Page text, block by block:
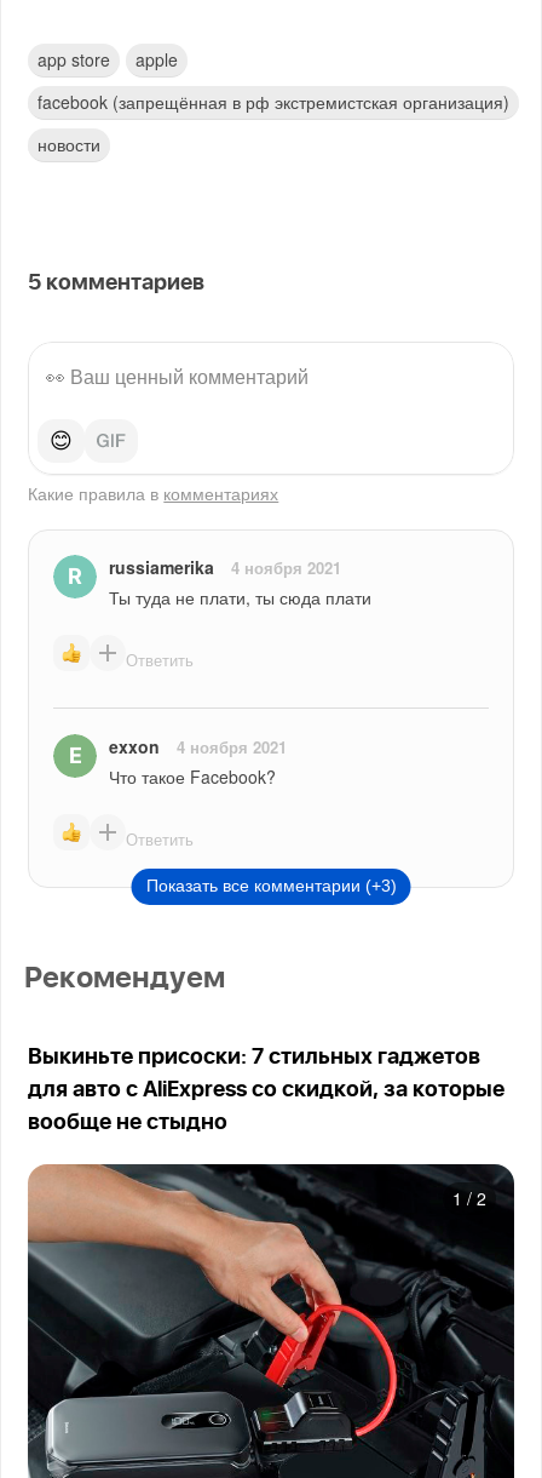
app store
apple
facebook (запрещённая в рф экстремистская организация)
новости
5 комментариев
😊
Какие правила в комментариях
russiamerika 4 ноября 2021
Ты туда не плати, ты сюда плати
Ответить
exxon 4 ноября 2021
Что такое Facebook?
Ответить
Показать все комментарии (+3)
Рекомендуем
Выкиньте присоски: 7 стильных гаджетов
для авто с AliExpress со скидкой, за которые
вообще не стыдно
1 / 2